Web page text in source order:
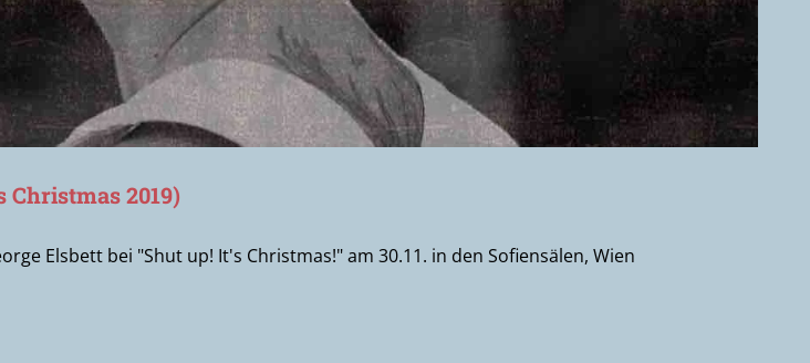
2019)
Elsbett bei "Shut up! It's Christmas!" am 30.11. in den Sofiensälen, Wien